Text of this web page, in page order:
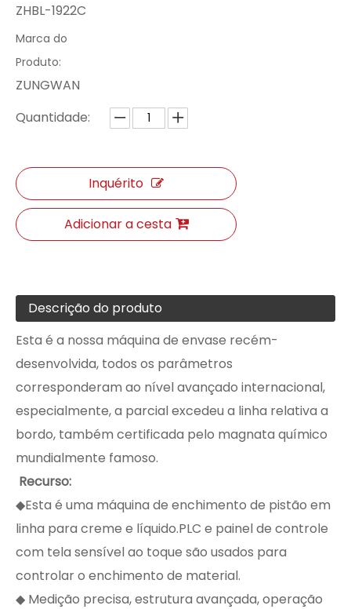
ZHBL-1922C
Marca do
Produto:
ZUNGWAN
Quantidade:
Inquérito
Adicionar a cesta
Descrição do produto
Esta é a nossa máquina de envase recém-
desenvolvida, todos os parâmetros
corresponderam ao nível avançado internacional,
especialmente, a parcial excedeu a linha relativa a
bordo, também certificada pelo magnata químico
mundialmente famoso.
Recurso:
◆Esta é uma máquina de enchimento de pistão em
linha para creme e líquido.PLC e painel de controle
com tela sensível ao toque são usados ​​para
controlar o enchimento de material.
◆ Medição precisa, estrutura avançada, operação